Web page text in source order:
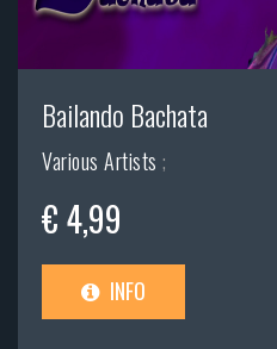
Bailando Bachata
Various Artists ;
€ 4,99
INFO